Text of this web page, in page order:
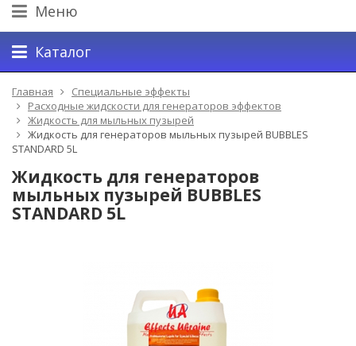
Меню
Каталог
Главная
Специальные эффекты
Расходные жидскости для генераторов эффектов
Жидкость для мыльных пузырей
Жидкость для генераторов мыльных пузырей BUBBLES
STANDARD 5L
Жидкость для генераторов
мыльных пузырей BUBBLES
STANDARD 5L